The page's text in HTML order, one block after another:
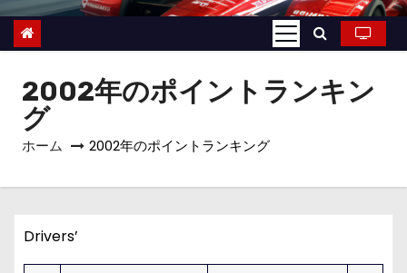
2002年のポイントランキン
グ
ホーム 2002年のポイントランキング
Drivers’